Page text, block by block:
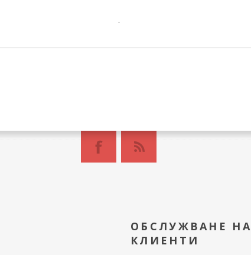
-
ОБСЛУЖВАНЕ НА
КЛИЕНТИ